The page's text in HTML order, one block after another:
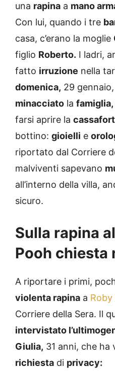
una rapina a mano
Con lui, quando i tre
casa, c’erano la moglie
figlio Roberto. I ladri,
fatto irruzione nella
domenica, 29
minacciato la famiglia,
farsi aprire la
bottino: gioielli e
riportato dal Corriere
malviventi sapevano
all’interno della villa,
sicuro.
Sulla rapina
Pooh chiesta
A riportare i primi,
violenta rapina a
Corriere della Sera. Il
intervistato
Giulia, 31 anni, che ha
richiesta di privacy: